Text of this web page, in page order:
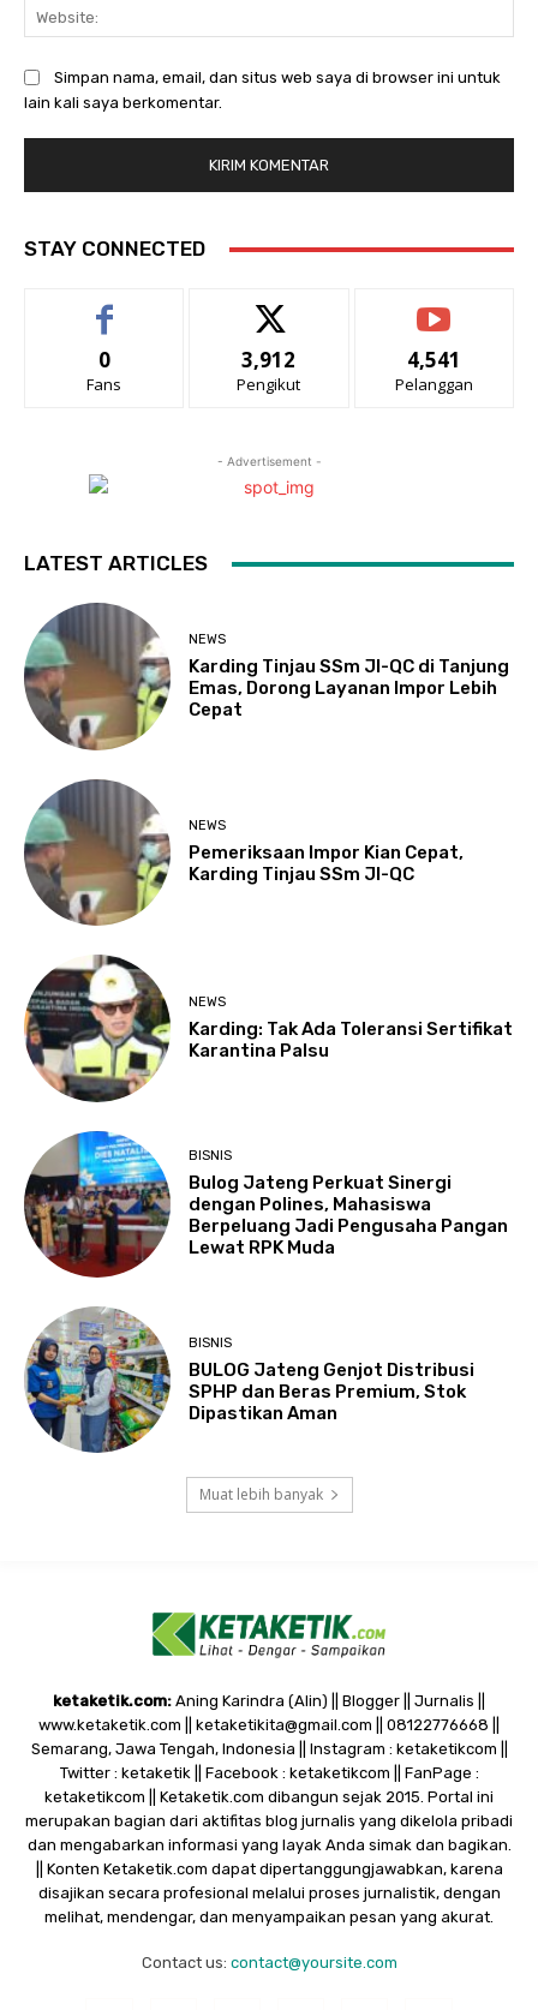
Simpan nama, email, dan situs web saya di browser ini untuk
lain kali saya berkomentar.
STAY CONNECTED
0
Fans
3,912
Pengikut
4,541
Pelanggan
- Advertisement -
LATEST ARTICLES
NEWS
Karding Tinjau SSm JI-QC di Tanjung
Emas, Dorong Layanan Impor Lebih
Cepat
NEWS
Pemeriksaan Impor Kian Cepat,
Karding Tinjau SSm JI-QC
NEWS
Karding: Tak Ada Toleransi Sertifikat
Karantina Palsu
BISNIS
Bulog Jateng Perkuat Sinergi
dengan Polines, Mahasiswa
Berpeluang Jadi Pengusaha Pangan
Lewat RPK Muda
BISNIS
BULOG Jateng Genjot Distribusi
SPHP dan Beras Premium, Stok
Dipastikan Aman
Muat lebih banyak
ketaketik.com: Aning Karindra (Alin) || Blogger || Jurnalis ||
www.ketaketik.com || ketaketikita@gmail.com || 08122776668 ||
Semarang, Jawa Tengah, Indonesia || Instagram : ketaketikcom ||
Twitter : ketaketik || Facebook : ketaketikcom || FanPage :
ketaketikcom || Ketaketik.com dibangun sejak 2015. Portal ini
merupakan bagian dari aktifitas blog jurnalis yang dikelola pribadi
dan mengabarkan informasi yang layak Anda simak dan bagikan.
|| Konten Ketaketik.com dapat dipertanggungjawabkan, karena
disajikan secara profesional melalui proses jurnalistik, dengan
melihat, mendengar, dan menyampaikan pesan yang akurat.
Contact us: contact@yoursite.com